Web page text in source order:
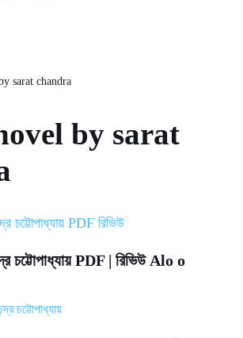
sarat chandra
by sarat
চট্টোপাধ্যায় PDF | রিভিউ Alo o
চট্টোপাধ্যায়